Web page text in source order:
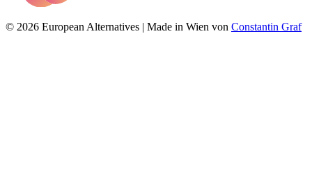
© 2026 European Alternatives | Made in Wien von Constantin Graf